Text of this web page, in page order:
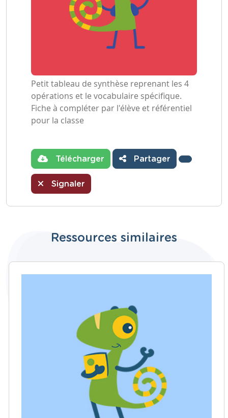
Petit tableau de synthèse reprenant les 4
opérations et le vocabulaire spécifique.
Fiche à compléter par l'élève et référentiel
pour la classe
Télécharger Partager
Signaler
Ressources similaires